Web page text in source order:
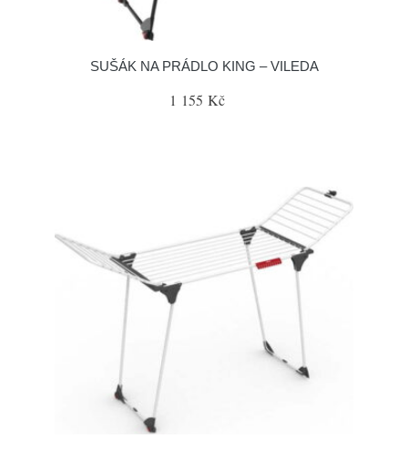
SUŠÁK NA PRÁDLO KING – VILEDA
1 155 Kč